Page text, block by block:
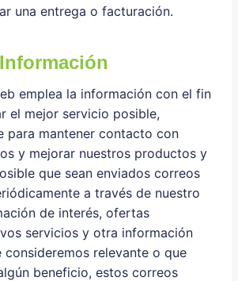
una entrega o facturación.
emplea la información con el fin
el mejor servicio posible,
para mantener contacto con
y mejorar nuestros productos y
que sean enviados correos
a través de nuestro
de interés, ofertas
servicios y otra información
consideremos relevante o que
beneficio, estos correos